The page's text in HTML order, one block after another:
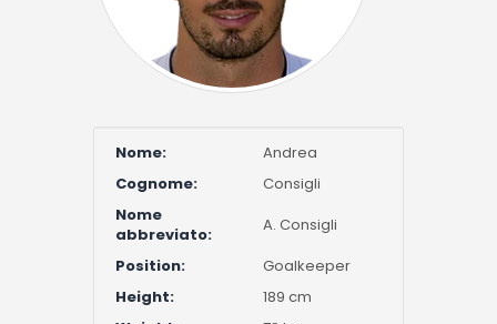
Nome:
Andrea
Cognome:
Consigli
Nome
abbreviato:
A. Consigli
Position:
Goalkeeper
Height:
189 cm